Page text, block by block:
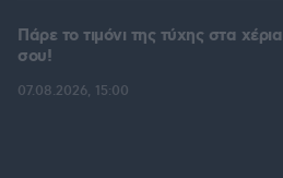
Πάρε το τιμόνι της τύχης στα χέρια
σου!
07.08.2026, 15:00